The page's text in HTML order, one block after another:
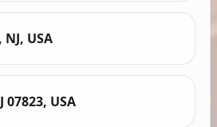
USA
07823, USA